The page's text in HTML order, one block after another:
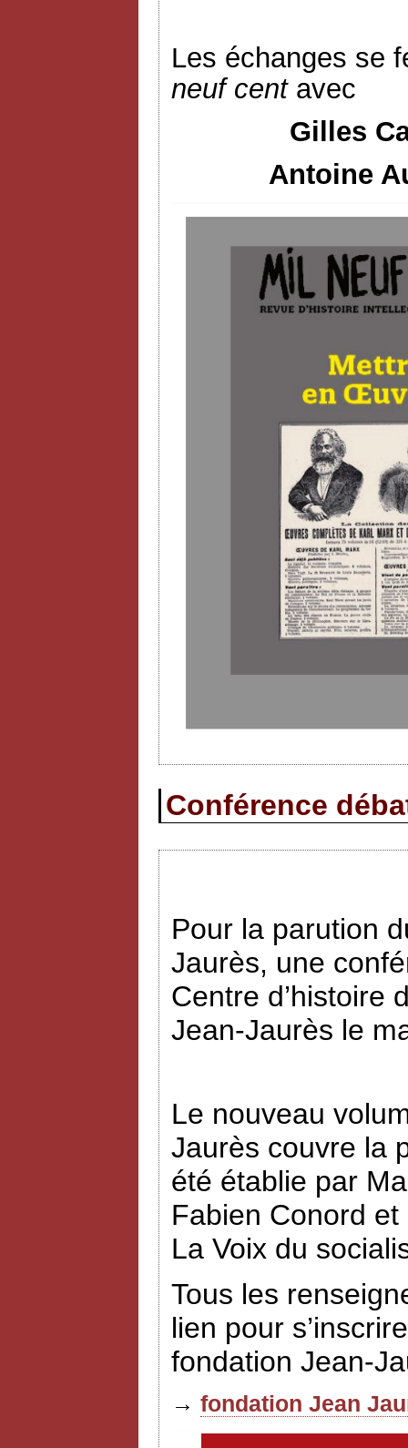
Les échanges se
neuf centavec
Gilles
Antoine
Conférence
Pour la parution
Jaurès, une
Centre d’histoire
Jean-Jaurès le
Le nouveau
Jaurès couvre la
été établie par
Fabien Conord
La Voix du
Tous les
lien pour
fondation Jean-
→ fondation Jean